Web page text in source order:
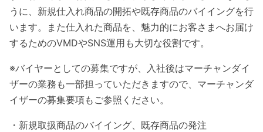
うに、新規仕入れ商品の開拓や既存商品のバイイングを行
います。また仕入れた商品を、魅力的にお客さまへお届け
するためのVMDやSNS運用も大切な役割です。
※バイヤーとしての募集ですが、入社後はマーチャンダイ
ザーの業務も一部担っていただきますので、マーチャンダ
イザーの募集要項もご参照ください。
・新規取扱商品のバイイング、既存商品の発注